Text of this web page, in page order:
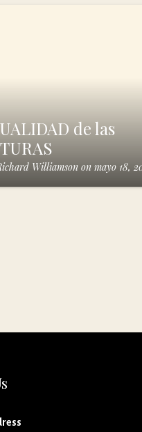
de las
Williamson on mayo 18,